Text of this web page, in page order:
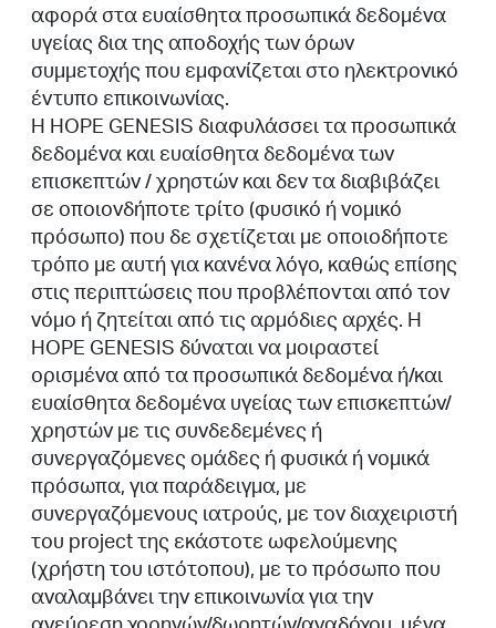
αφορά στα ευαίσθητα προσωπικά δεδομένα
υγείας δια της αποδοχής των όρων
συμμετοχής που εμφανίζεται στο ηλεκτρονικό
έντυπο επικοινωνίας.
Η HOPE GENESIS διαφυλάσσει τα προσωπικά
δεδομένα και ευαίσθητα δεδομένα των
επισκεπτών / χρηστών και δεν τα διαβιβάζει
σε οποιονδήποτε τρίτο (φυσικό ή νομικό
πρόσωπο) που δε σχετίζεται με οποιοδήποτε
τρόπο με αυτή για κανένα λόγο, καθώς επίσης
στις περιπτώσεις που προβλέπονται από τον
νόμο ή ζητείται από τις αρμόδιες αρχές. Η
HOPE GENESIS δύναται να μοιραστεί
ορισμένα από τα προσωπικά δεδομένα ή/και
ευαίσθητα δεδομένα υγείας των επισκεπτών/
χρηστών με τις συνδεδεμένες ή
συνεργαζόμενες ομάδες ή φυσικά ή νομικά
πρόσωπα, για παράδειγμα, με
συνεργαζόμενους ιατρούς, με τον διαχειριστή
του project της εκάστοτε ωφελούμενης
(χρήστη του ιστότοπου), με το πρόσωπο που
αναλαμβάνει την επικοινωνία για την